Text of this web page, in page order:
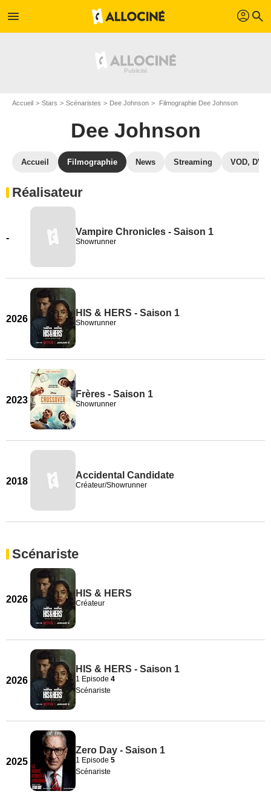
menu profil search
Accueil Stars Scénaristes Dee Johnson Filmographie Dee Johnson
Dee Johnson
Accueil Filmographie News Streaming VOD, DVD
Réalisateur
-
Vampire Chronicles - Saison 1
Showrunner
2026
HIS & HERS - Saison 1
Showrunner
2023
Frères - Saison 1
Showrunner
2018
Accidental Candidate
Créateur/Showrunner
Scénariste
2026
HIS & HERS
Créateur
2026
HIS & HERS - Saison 1
1 Episode 4
Scénariste
2025
Zero Day - Saison 1
1 Episode 5
Scénariste